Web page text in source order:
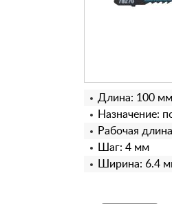
Длина: 100 мм
Назначение:
Рабочая
Шаг: 4 мм
Ширина: 6.4